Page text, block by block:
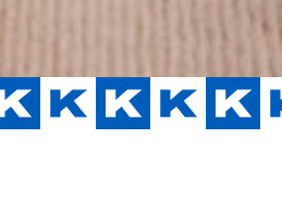
STAY KOZY